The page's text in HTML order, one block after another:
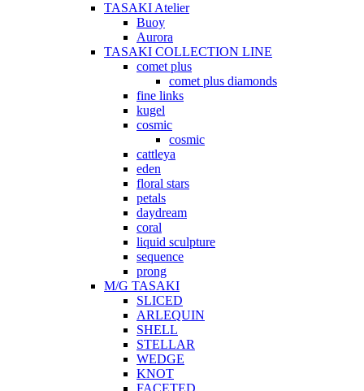
TASAKI Atelier
Buoy
Aurora
TASAKI COLLECTION LINE
comet plus
comet plus diamonds
fine links
kugel
cosmic
cosmic
cattleya
eden
floral stars
petals
daydream
coral
liquid sculpture
sequence
prong
M/G TASAKI
SLICED
ARLEQUIN
SHELL
STELLAR
WEDGE
KNOT
FACETED